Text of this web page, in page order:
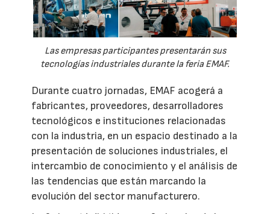
Las empresas participantes presentarán sus
tecnologías industriales durante la feria EMAF.
Durante cuatro jornadas, EMAF acogerá a
fabricantes, proveedores, desarrolladores
tecnológicos e instituciones relacionadas
con la industria, en un espacio destinado a la
presentación de soluciones industriales, el
intercambio de conocimiento y el análisis de
las tendencias que están marcando la
evolución del sector manufacturero.